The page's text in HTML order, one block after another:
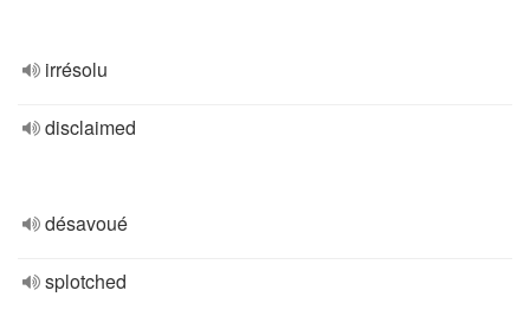
irrésolu
disclaimed
désavoué
splotched